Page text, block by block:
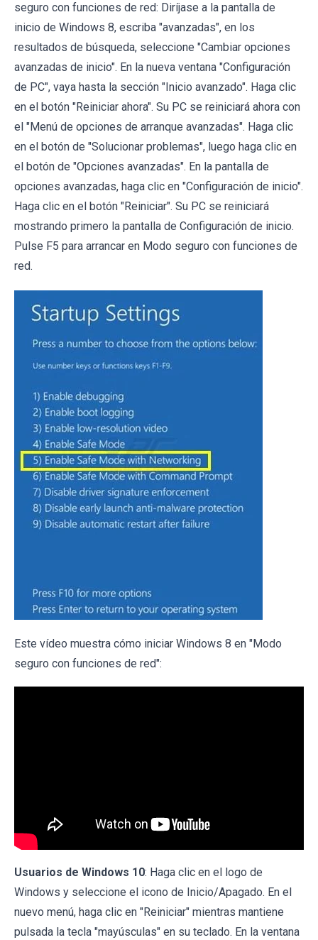
seguro con funciones de red: Diríjase a la pantalla de
inicio de Windows 8, escriba "avanzadas", en los
resultados de búsqueda, seleccione "Cambiar opciones
avanzadas de inicio". En la nueva ventana "Configuración
de PC", vaya hasta la sección "Inicio avanzado". Haga clic
en el botón "Reiniciar ahora". Su PC se reiniciará ahora con
el "Menú de opciones de arranque avanzadas". Haga clic
en el botón de "Solucionar problemas", luego haga clic en
el botón de "Opciones avanzadas". En la pantalla de
opciones avanzadas, haga clic en "Configuración de inicio".
Haga clic en el botón "Reiniciar". Su PC se reiniciará
mostrando primero la pantalla de Configuración de inicio.
Pulse F5 para arrancar en Modo seguro con funciones de
red.
Este vídeo muestra cómo iniciar Windows 8 en "Modo
seguro con funciones de red":
Usuarios de Windows 10: Haga clic en el logo de
Windows y seleccione el icono de Inicio/Apagado. En el
nuevo menú, haga clic en "Reiniciar" mientras mantiene
pulsada la tecla "mayúsculas" en su teclado. En la ventana